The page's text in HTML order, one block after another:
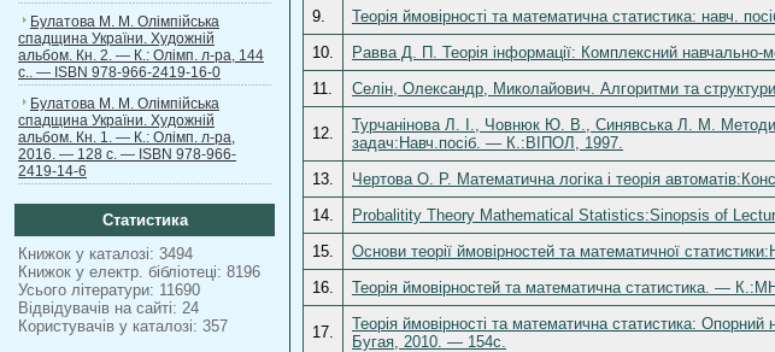
Булатова М. М. Олімпійська
спадщина України. Художній
альбом. Кн. 2. — К.: Олімп. л-ра, 144
с.. — ISBN 978-966-2419-16-0
Булатова М. М. Олімпійська
спадщина України. Художній
альбом. Кн. 1. — К.: Олімп. л-ра,
2016. — 128 с. — ISBN 978-966-
2419-14-6
Статистика
Книжок у каталозі: 3494
Книжок у електр. бібліотеці: 8196
Усього літератури: 11690
Відвідувачів на сайті: 24
Користувачів у каталозі: 357
9.
Теорія ймовірності та математична статистика:
10.
Равва Д. П. Теорія інформації: Комплексний
11.
Селін, Олександр, Миколайович. Алгоритми та
12.
Турчанінова Л. І., Човнюк Ю. В., Синявська Л. М. Методи
задач:Навч.посіб. — К.:ВІПОЛ, 1997.
13.
Чертова О. Р. Математична логіка і теорія
14.
Probalitity Theory Mathematical Statistics:Sinopsis of
15.
Основи теорії ймовірностей та математичної
16.
Теорія ймовірностей та математична статистика. —
17.
Теорія ймовірності та математична статистика:
Бугая, 2010. — 154с.